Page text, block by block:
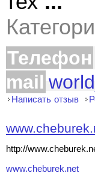
Телефон
mail
Написать отзыв
http://
www.cheburek.net